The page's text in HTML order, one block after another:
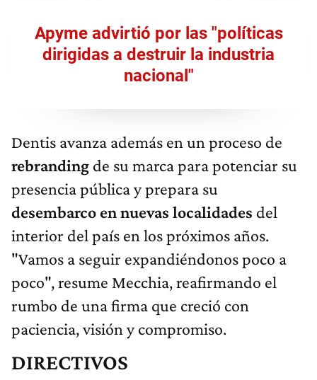
Apyme advirtió por las "políticas
dirigidas a destruir la industria
nacional"
Dentis avanza además en un proceso de
rebranding de su marca para potenciar su
presencia pública y prepara su
desembarco en nuevas localidades del
interior del país en los próximos años.
"Vamos a seguir expandiéndonos poco a
poco", resume Mecchia, reafirmando el
rumbo de una firma que creció con
paciencia, visión y compromiso.
DIRECTIVOS